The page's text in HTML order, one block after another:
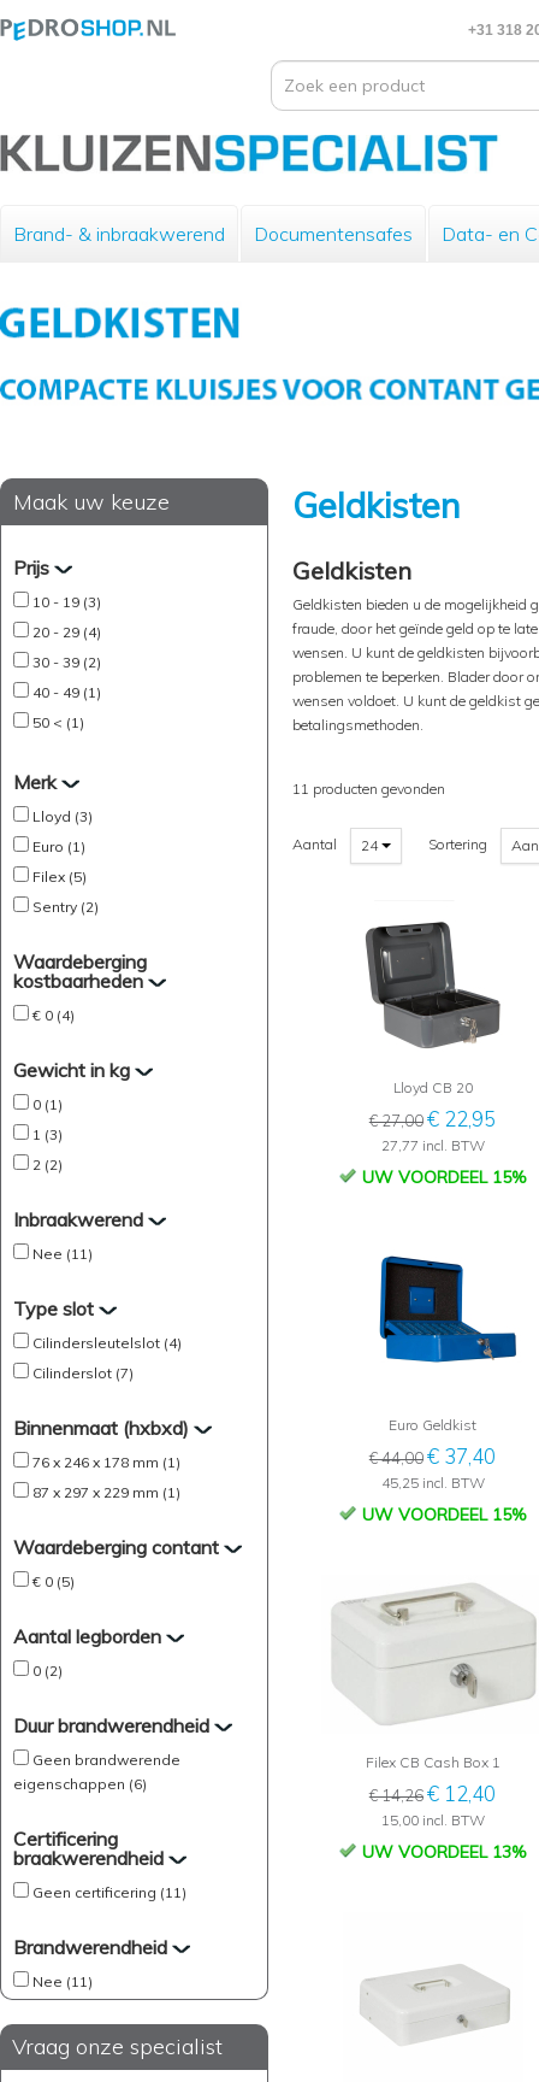
+31 318
Brand- & inbraakwerend Documentensafes Data- en
Maak uw keuze
Prijs
10 - 19 (3)
20 - 29 (4)
30 - 39 (2)
40 - 49 (1)
50 < (1)
Merk
Lloyd (3)
Euro (1)
Filex (5)
Sentry (2)
Waardeberging
kostbaarheden
€ 0 (4)
Gewicht in kg
0 (1)
1 (3)
2 (2)
Inbraakwerend
Nee (11)
Type slot
Cilindersleutelslot (4)
Cilinderslot (7)
Binnenmaat (hxbxd)
76 x 246 x 178 mm (1)
87 x 297 x 229 mm (1)
Waardeberging contant
€ 0 (5)
Aantal legborden
0 (2)
Duur brandwerendheid
Geen brandwerende
eigenschappen (6)
Certificering
braakwerendheid
Geen certificering (11)
Brandwerendheid
Nee (11)
Vraag onze specialist
Geldkisten
Geldkisten
Geldkisten bieden u de mogelijkheid
fraude, door het geïnde geld op te
wensen. U kunt de geldkisten
problemen te beperken. Blader door
wensen voldoet. U kunt de geldkist
betalingsmethoden.
11 producten gevonden
Aantal 24 Sortering
Lloyd CB 20
€ 27,00€ 22,95
27,77 incl. BTW
UW VOORDEEL 15%
Euro Geldkist
€ 44,00€ 37,40
45,25 incl. BTW
UW VOORDEEL 15%
Filex CB Cash Box 1
€ 14,26€ 12,40
15,00 incl. BTW
UW VOORDEEL 13%